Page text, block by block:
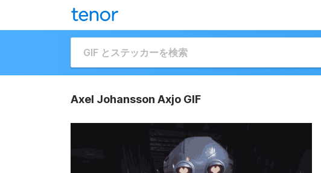
Axel Johansson Axjo GIF